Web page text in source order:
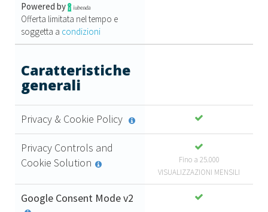
Powered by
Offerta limitata nel tempo e
soggetta a condizioni
Caratteristiche
generali
Privacy & Cookie Policy
Privacy Controls and
Cookie Solution
Fino a 25.000
VISUALIZZAZIONI MENSILI
Google Consent Mode v2